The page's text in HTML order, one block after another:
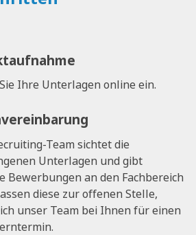
Ihre Unterlagen online ein.
Team sichtet die
Unterlagen und gibt
Bewerbungen an den Fachbereich
diese zur offenen Stelle,
unser Team bei Ihnen für einen